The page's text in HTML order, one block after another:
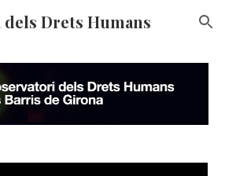
Skip to navigation
Drets Humans